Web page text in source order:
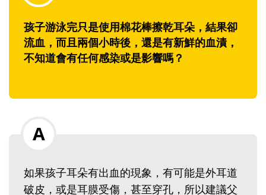
孩子游泳完只是使用棉花棒擦乾耳朵，結果卻
流血，而且兩個小時後，還是有新鮮的血漬，
不知道會有任何感染或是影響嗎？
如果孩子耳朵有出血的現象，有可能是外耳道
破皮，或是耳膜受傷，甚至穿孔，所以建議父